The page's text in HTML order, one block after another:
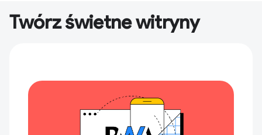
Twórz świetne witryny